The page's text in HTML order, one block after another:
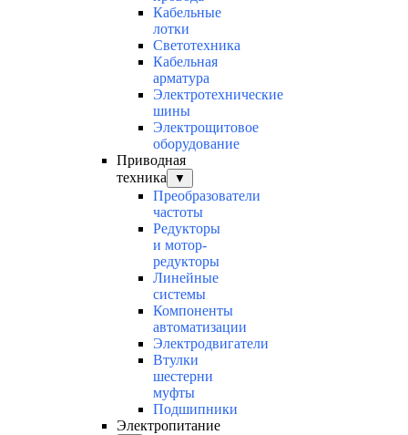
Кабельные
лотки
Светотехника
Кабельная
арматура
Электротехнические
шины
Электрощитовое
оборудование
Приводная
техника
▼
Преобразователи
частоты
Редукторы
и мотор-
редукторы
Линейные
системы
Компоненты
автоматизации
Электродвигатели
Втулки
шестерни
муфты
Подшипники
Электропитание